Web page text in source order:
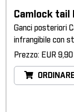
Camlock tail
Ganci posteriori
infrangibile con
Prezzo: EUR 9,90